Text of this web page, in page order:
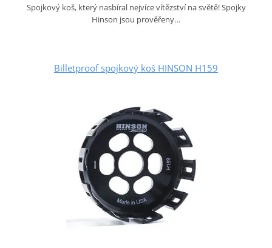
Spojkový koš, který nasbíral nejvíce vítězství na světě! Spojky
Hinson jsou prověřeny…
Billetproof spojkový koš HINSON H159